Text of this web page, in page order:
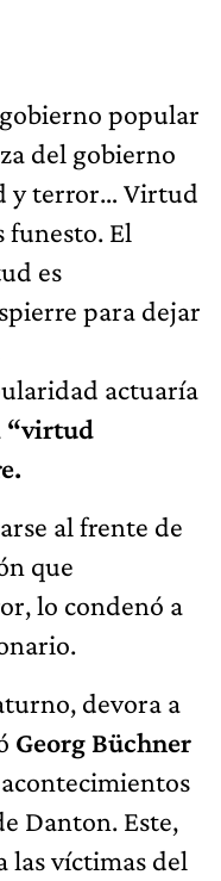
popular
del gobierno
y terror… Virtud
funesto. El
es
para dejar
actuaría
“virtud
al frente de
que
lo condenó a
devora a
Georg Büchner
Danton. Este,
las víctimas del